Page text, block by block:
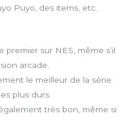
Puyo, des items, etc.
premier sur NES, même s’il
arcade.
le meilleur de la série
plus durs.
très bon, même si